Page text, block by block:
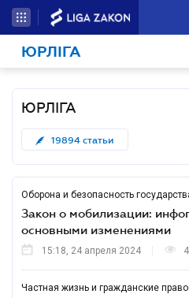
ЮРЛІГА
ЮРЛІГА
19894 статьи
Оборона и безопасность
Закон о мобилизации:
основными изменениями
15:18, 24 апреля 2024
Частная жизнь и гражданские